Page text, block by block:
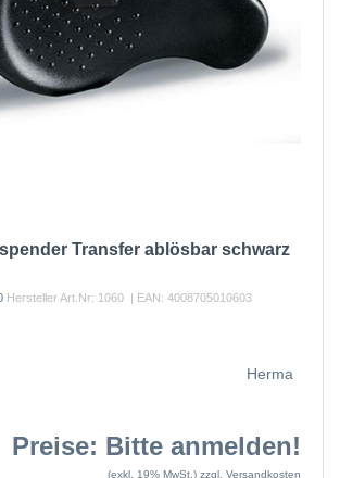
Transfer ablösbar schwarz
Hersteller Art.Nr: 1060 | EAN: 4008705010603
Herma
Preise: Bitte anmelden!
(exkl. 19% MwSt.) zzgl. Versandkosten